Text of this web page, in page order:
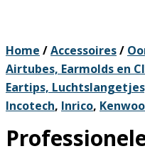
Home /Accessoires/
Airtubes, Earmolds en
Eartips,
Incotech, Inrico,